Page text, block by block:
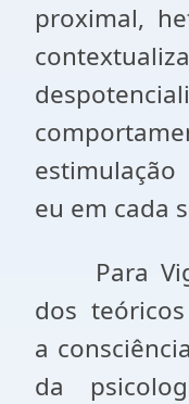
proximal,
eu em cada
Para
dos
a
da